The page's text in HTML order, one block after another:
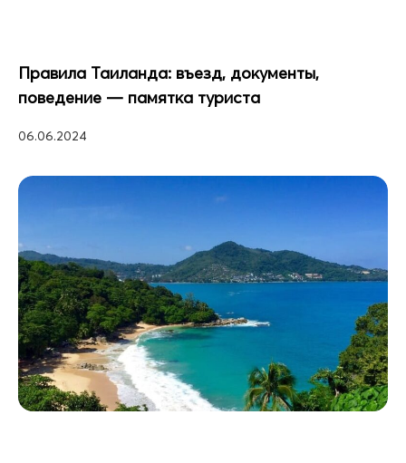
Правила Таиланда: въезд, документы,
поведение — памятка туриста
06.06.2024